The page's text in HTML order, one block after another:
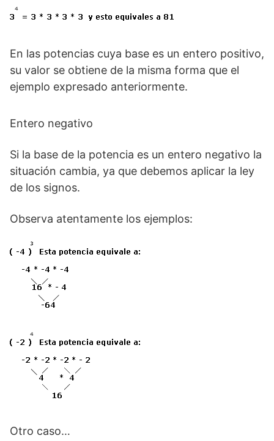
En las potencias cuya base es un entero positivo,
su valor se obtiene de la misma forma que el
ejemplo expresado anteriormente.
Entero negativo
Si la base de la potencia es un entero negativo la
situación cambia, ya que debemos aplicar la ley
de los signos.
Observa atentamente los ejemplos:
Otro caso…